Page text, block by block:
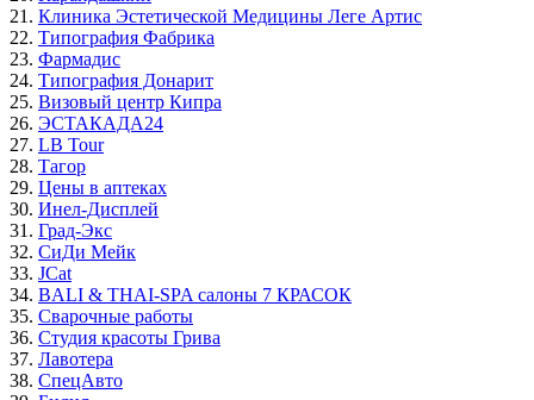
21. Клиника Эстетической Медицины Леге Артис
22. Типография Фабрика
23. Фармадис
24. Типография Донарит
25. Визовый центр Кипра
26. ЭСТАКАДА24
27. LB Tour
28. Тагор
29. Цены в аптеках
30. Инел-Дисплей
31. Град-Экс
32. СиДи Мейк
33. JCat
34. BALI & THAI-SPA салоны 7 КРАСОК
35. Сварочные работы
36. Студия красоты Грива
37. Лавотера
38. СпецАвто